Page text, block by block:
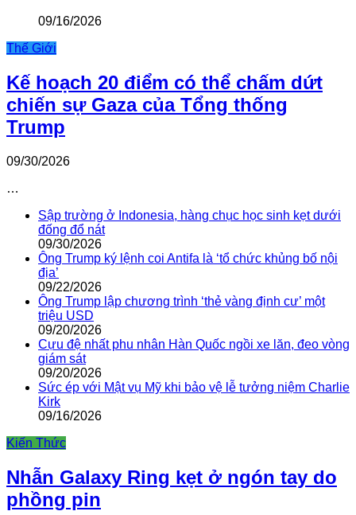
09/16/2026
Thế Giới
Kế hoạch 20 điểm có thể chấm dứt
chiến sự Gaza của Tổng thống
Trump
09/30/2026
…
Sập trường ở Indonesia, hàng chục học sinh kẹt dưới
đống đổ nát
09/30/2026
Ông Trump ký lệnh coi Antifa là ‘tổ chức khủng bố nội
địa’
09/22/2026
Ông Trump lập chương trình ‘thẻ vàng định cư’ một
triệu USD
09/20/2026
Cựu đệ nhất phu nhân Hàn Quốc ngồi xe lăn, đeo vòng
giám sát
09/20/2026
Sức ép với Mật vụ Mỹ khi bảo vệ lễ tưởng niệm Charlie
Kirk
09/16/2026
Kiến Thức
Nhẫn Galaxy Ring kẹt ở ngón tay do
phồng pin